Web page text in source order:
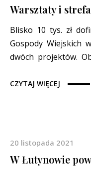
Warsztaty i
Blisko 10 tys. zł
Gospody Wiejskich
dwóch projektów.
CZYTAJ WIĘCEJ
20 listopada 2021
W Łutynowie